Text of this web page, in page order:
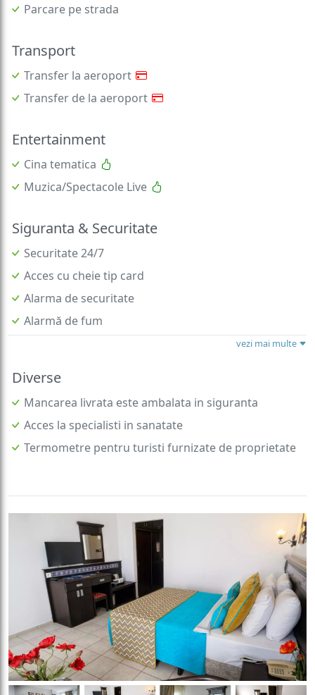
Parcare pe strada
Transport
Transfer la aeroport
Transfer de la aeroport
Entertainment
Cina tematica
Muzica/Spectacole Live
Siguranta & Securitate
Securitate 24/7
Acces cu cheie tip card
Alarma de securitate
Alarmă de fum
vezi mai multe
Diverse
Mancarea livrata este ambalata in siguranta
Acces la specialisti in sanatate
Termometre pentru turisti furnizate de proprietate